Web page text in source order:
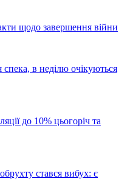
щодо завершення війни
спека, в неділю очікуються
до 10% цьогоріч та
стався вибух: є